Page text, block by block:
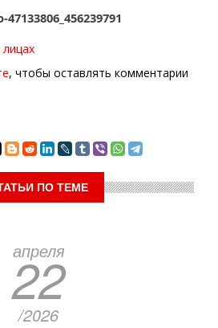
, чтобы оставлять комментарии
ПО ТЕМЕ
апреля
22
/2026